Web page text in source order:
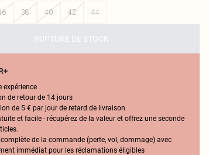
38 40 42 44
RUPTURE DE STOCK
expérience
de retour de 14 jours
de 5 € par jour de retard de livraison
et facile - récupérez de la valeur et offrez une seconde
de la commande (perte, vol, dommage) avec
immédiat pour les réclamations éligibles